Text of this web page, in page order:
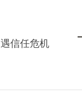
信任危机